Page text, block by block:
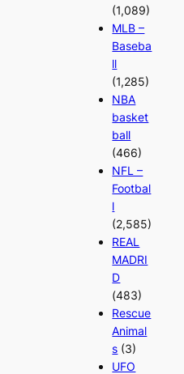
(1,089)
MLB –
Baseba
ll
(1,285)
NBA
basket
ball
(466)
NFL –
Footbal
l
(2,585)
REAL
MADRI
D
(483)
Rescue
Animal
s (3)
UFO